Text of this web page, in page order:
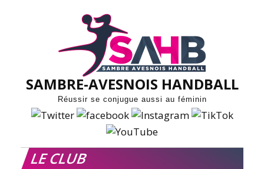
SAMBRE-AVESNOIS HANDBALL
Réussir se conjugue aussi au féminin
LE CLUB